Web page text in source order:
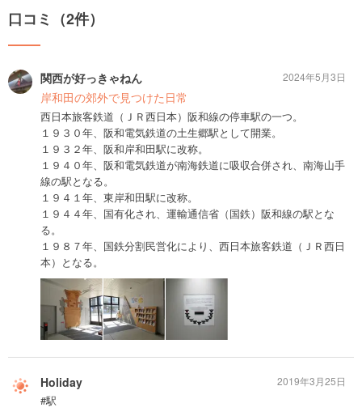
口コミ（2件）
関西が好っきゃねん
岸和田の郊外で見つけた日常
西日本旅客鉄道（ＪＲ西日本）阪和線の停車駅の一つ。
１９３０年、阪和電気鉄道の土生郷駅として開業。
１９３２年、阪和岸和田駅に改称。
１９４０年、阪和電気鉄道が南海鉄道に吸収合併され、南海山手
線の駅となる。
１９４１年、東岸和田駅に改称。
１９４４年、国有化され、運輸通信省（国鉄）阪和線の駅とな
る。
１９８７年、国鉄分割民営化により、西日本旅客鉄道（ＪＲ西日
本）となる。
2024年5月3日
Holiday
#駅
2019年3月25日